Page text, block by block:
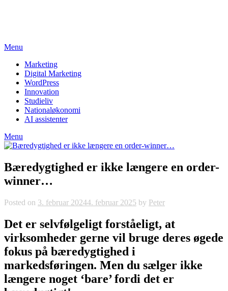
Menu
Marketing
Digital Marketing
WordPress
Innovation
Studieliv
Nationaløkonomi
AI assistenter
Menu
Bæredygtighed er ikke længere en order-
winner…
Posted on 3. februar 20244. februar 2025 by Peter
Det er selvfølgeligt forståeligt, at
virksomheder gerne vil bruge deres øgede
fokus på bæredygtighed i
markedsføringen. Men du sælger ikke
længere noget ‘bare’ fordi det er